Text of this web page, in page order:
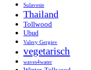
Sulavesie
Thailand
Tollwood
Ubud
Valery Gergiev
vegetarisch
waves4water